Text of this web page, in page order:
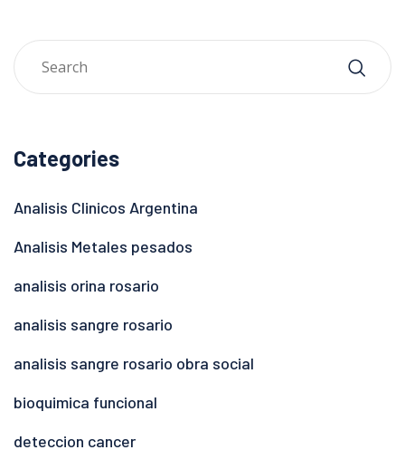
Categories
Analisis Clinicos Argentina
Analisis Metales pesados
analisis orina rosario
analisis sangre rosario
analisis sangre rosario obra social
bioquimica funcional
deteccion cancer